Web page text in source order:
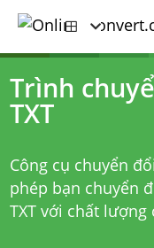
Trình
TXT
Công cụ chuyển
phép bạn chuyển
TXT với chất lượng